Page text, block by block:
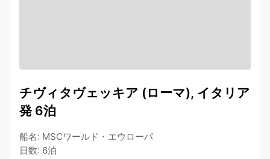
チヴィタヴェッキア (ローマ), イタリア
発 6泊
船名: MSCワールド・エウローパ
日数: 6泊